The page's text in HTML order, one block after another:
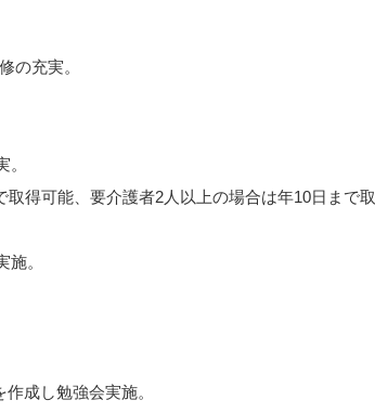
の充実。
可能、要介護者2人以上の場合は年10日まで取
。
成し勉強会実施。